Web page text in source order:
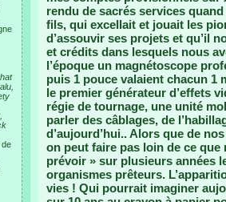
de
rendu de sacrés services
fils, qui excellait et jouait les
d’assouvir ses projets et qu’il
et crédits dans lesquels nous
l’époque un magnétoscope
puis 1 pouce valaient chacun 1
le premier générateur d’effets
régie de tournage, une unité
parler des câblages, de
d’aujourd’hui.. Alors que de
on peut faire pas loin de ce
prévoir » sur plusieurs années
organismes prêteurs.
vies ! Qui pourrait imaginer